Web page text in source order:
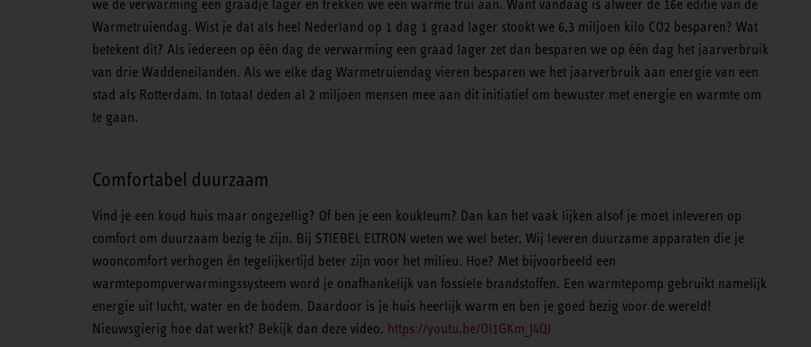
we de verwarming een graadje lager en trekken we een warme trui aan. Want vandaag is alweer de 16e editie van de
Warmetruiendag. Wist je dat als heel Nederland op 1 dag 1 graad lager stookt we 6,3 miljoen kilo CO2 besparen? Wat
betekent dit? Als iedereen op één dag de verwarming een graad lager zet dan besparen we op één dag het jaarverbruik
van drie Waddeneilanden. Als we elke dag Warmetruiendag vieren besparen we het jaarverbruik aan energie van een
stad als Rotterdam. In totaal deden al 2 miljoen mensen mee aan dit initiatief om bewuster met energie en warmte om
te gaan.
Comfortabel duurzaam
Vind je een koud huis maar ongezellig? Of ben je een koukleum? Dan kan het vaak lijken alsof je moet inleveren op
comfort om duurzaam bezig te zijn. Bij STIEBEL ELTRON weten we wel beter. Wij leveren duurzame apparaten die je
wooncomfort verhogen én tegelijkertijd beter zijn voor het milieu. Hoe? Met bijvoorbeeld een
warmtepompverwarmingssysteem word je onafhankelijk van fossiele brandstoffen. Een warmtepomp gebruikt namelijk
energie uit lucht, water en de bodem. Daardoor is je huis heerlijk warm en ben je goed bezig voor de wereld!
Nieuwsgierig hoe dat werkt? Bekijk dan deze video. https://youtu.be/Ol1GKm_J4QI